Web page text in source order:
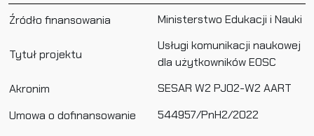
Źródło finansowania Ministerstwo Edukacji i Nauki
Tytuł projektu
Usługi komunikacji naukowej
dla użytkowników EOSC
Akronim
SESAR W2 PJ02-W2 AART
Umowa o dofinansowanie
544957/PnH2/2022